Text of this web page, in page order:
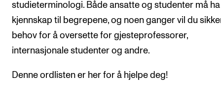
studieterminologi. Både ansatte og studenter må ha
kjennskap til begrepene, og noen ganger vil du
behov for å oversette for gjesteprofessorer,
internasjonale studenter og andre.
Denne ordlisten er her for å hjelpe deg!